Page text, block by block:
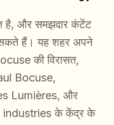
है, और समझदार कंटेंट
सकते हैं। यह शहर अपने
की विरासत,
Bocuse,
Lumières, और
industries के केंद्र के